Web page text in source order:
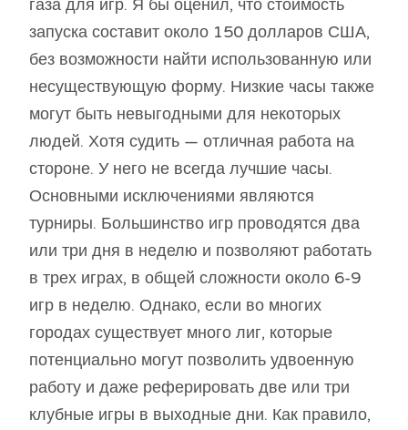
газа для игр. Я бы оценил, что стоимость
запуска составит около 150 долларов США,
без возможности найти использованную или
несуществующую форму. Низкие часы также
могут быть невыгодными для некоторых
людей. Хотя судить — отличная работа на
стороне. У него не всегда лучшие часы.
Основными исключениями являются
турниры. Большинство игр проводятся два
или три дня в неделю и позволяют работать
в трех играх, в общей сложности около 6-9
игр в неделю. Однако, если во многих
городах существует много лиг, которые
потенциально могут позволить удвоенную
работу и даже реферировать две или три
клубные игры в выходные дни. Как правило,